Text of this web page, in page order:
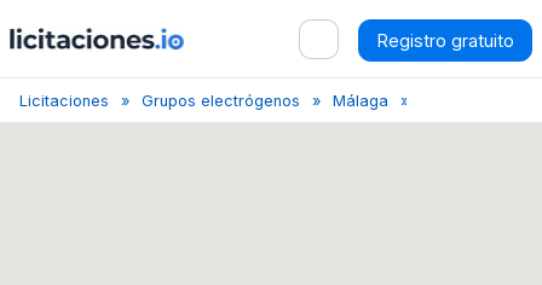
Registro gratuito
Licitaciones Grupos electrógenos Málaga